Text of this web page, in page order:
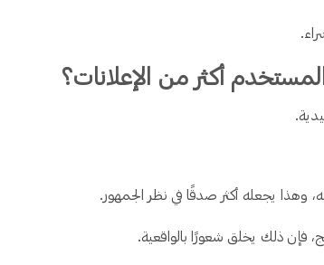
أكثر من الإعلانات؟
وهذا يجعله أكثر صدقًا في نظر الجمهور.
فإن ذلك يخلق شعورًا بالواقعية.